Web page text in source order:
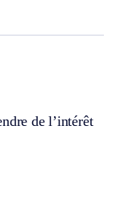
de l’intérêt